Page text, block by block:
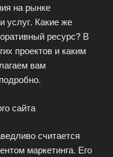
на рынке
услуг. Какие же
ресурс? В
проектов и каким
вам
сайта
считается
маркетинга. Его